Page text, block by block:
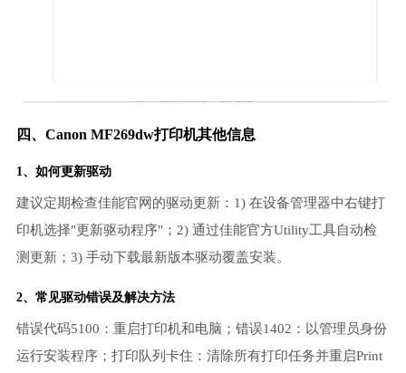
四、Canon MF269dw打印机其他信息
1、如何更新驱动
建议定期检查佳能官网的驱动更新：1) 在设备管理器中右键打
印机选择"更新驱动程序"；2) 通过佳能官方Utility工具自动检
测更新；3) 手动下载最新版本驱动覆盖安装。
2、常见驱动错误及解决方法
错误代码5100：重启打印机和电脑；错误1402：以管理员身份
运行安装程序；打印队列卡住：清除所有打印任务并重启Print